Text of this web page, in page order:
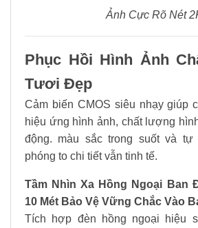
Ảnh Cực Rõ Nét
Phục Hồi Hình Ảnh
Tươi Đẹp
Cảm biến CMOS siêu nhạy giúp
hiệu ứng hình ảnh, chất lượng
động. màu sắc trong suốt và tự
phóng to chi tiết vẫn tinh tế.
Tầm Nhìn Xa Hồng Ngoại Ban
10 Mét Bảo Vệ Vững Chắc Vào
Tích hợp đèn hồng ngoại hiệu